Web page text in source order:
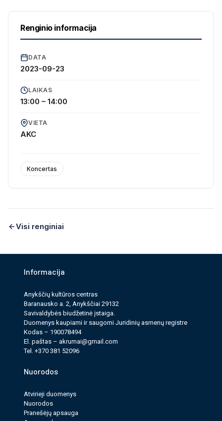
Renginio informacija
DATA
2023-09-23
LAIKAS
13:00 – 14:00
VIETA
AKC
Koncertas
Visi renginiai
Informacija
Anykščių kultūros cen­tras
Baranausko a. 2, Anykščiai 29132
Savi­valdy­bės biudžet­inė įstaiga.
Duomenys kau­pi­ami ir saugomi Juri­dinių asmenų reg­istre
Kodas – 190078494
El. paš­tas – akrumai@gmail.com
Tel. +370 381 52096
Nuorodos
Atvirieji duomenys
Nuorodos
Pranešėjų apsauga